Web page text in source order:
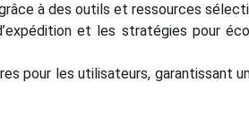
à des outils et ressources
et les stratégies pour
pour les utilisateurs, garantissant